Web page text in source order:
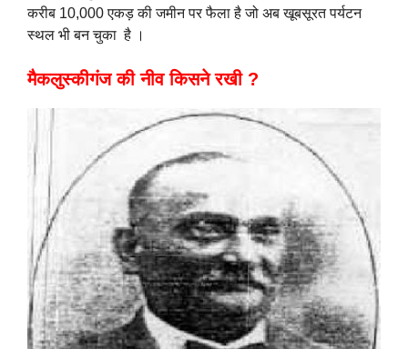
करीब 10,000 एकड़ की जमीन पर फैला है जो अब खूबसूरत पर्यटन
स्थल भी बन चुका है ।
मैकलुस्कीगंज की नीव किसने रखी ?